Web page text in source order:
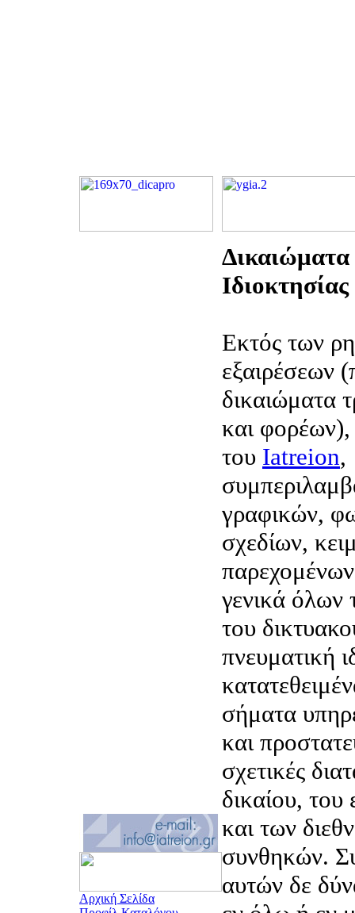
Αρχική Σελίδα
Εκτός των
εξαιρέσεων
δικαιώματα
και φορέων),
του Iatreion,
γραφικών,
σχεδίων,
γενικά όλων
του
πνευματική
σήματα
και
σχετικές
δικαίου, του
και των
συνθηκών.
αυτών δε